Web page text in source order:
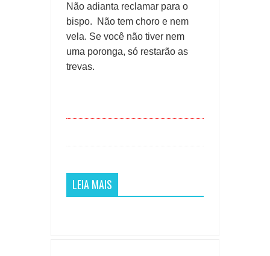
Não adianta reclamar para o
bispo. Não tem choro e nem
vela. Se você não tiver nem
uma poronga, só restarão as
trevas.
LEIA MAIS